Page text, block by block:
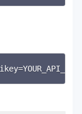
Copy